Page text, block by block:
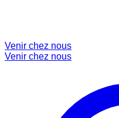
Venir chez nous
Venir chez nous